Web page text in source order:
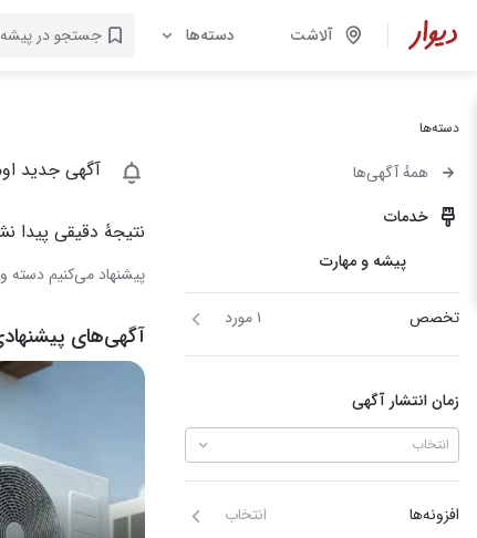
آلاشت دسته‌ها
دسته‌ها
همهٔ آگهی‌ها
خدمات
پیشه و مهارت
تخصص ۱ مورد
زمان انتشار آگهی
انتخاب
افزونه‌ها انتخاب
آگهی جدید
نتیجهٔ دقیقی پیدا
پیشنهاد می‌کنیم دسته و
آگهی‌های